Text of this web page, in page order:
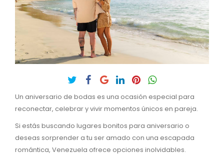
Un aniversario de bodas es una ocasión especial para
reconectar, celebrar y vivir momentos únicos en pareja.
Si estás buscando lugares bonitos para aniversario o
deseas sorprender a tu ser amado con una escapada
romántica, Venezuela ofrece opciones inolvidables.